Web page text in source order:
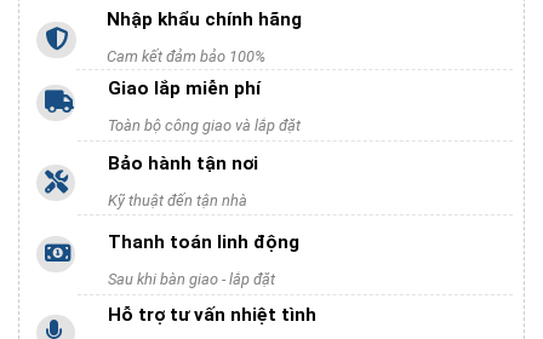
Nhập khẩu chính hãng
Cam kết đảm bảo 100%
Giao lắp miễn phí
Toàn bộ công giao và lắp đặt
Bảo hành tận nơi
Kỹ thuật đến tận nhà
Thanh toán linh động
Sau khi bàn giao - lắp đặt
Hỗ trợ tư vấn nhiệt tình